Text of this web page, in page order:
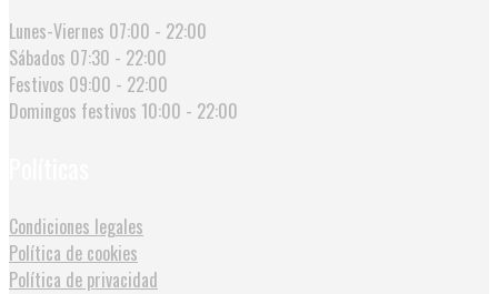
Lunes-Viernes 07:00 - 22:00
Sábados 07:30 - 22:00
Festivos 09:00 - 22:00
Domingos festivos 10:00 - 22:00
Condiciones legales
Política de cookies
Política de privacidad